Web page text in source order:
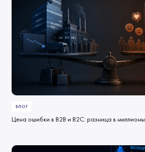
БЛОГ
Цена ошибки в B2B и B2C: разница в миллионы